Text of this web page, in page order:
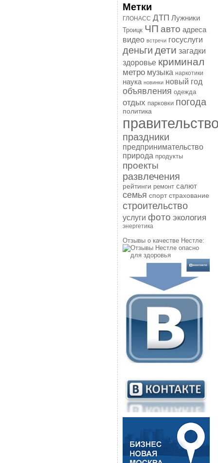
Метки
ГЛОНАСС ДТП Лужники
Троицк ЧП авто адреса
видео встречи госуслуги
деньги дети загадки
здоровье криминал
метро музыка наркотики
наука новинки новый год
объявления одежда
отдых парковки погода
политика
праздники
предпринимательство
природа продукты
проекты
развлечения
рейтинги ремонт салют
семья спорт страхование
строительство
услуги фото экология
энергетика
Отзывы о качестве Нестле: